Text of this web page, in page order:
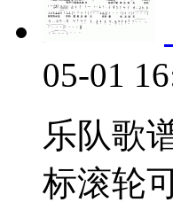
05-01
乐队歌
标滚轮